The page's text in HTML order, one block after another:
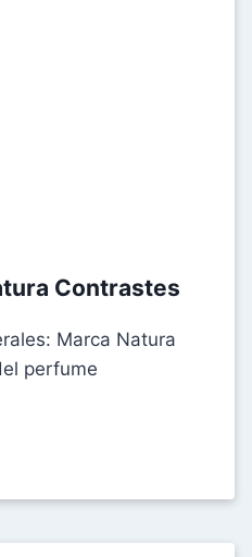
Contrastes
Marca Natura
perfume